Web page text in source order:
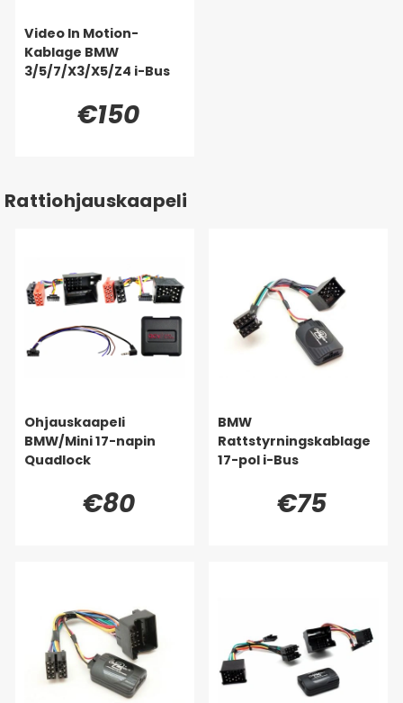
Video In Motion-
Kablage BMW
3/5/7/X3/X5/Z4 i-Bus
€150
Rattiohjauskaapeli
Ohjauskaapeli
BMW/Mini 17-napin
Quadlock
€80
BMW
Rattstyrningskablage
17-pol i-Bus
€75